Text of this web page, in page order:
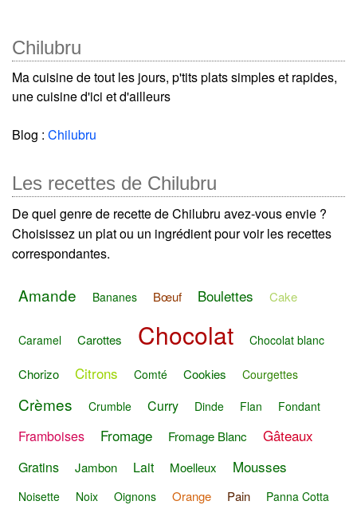
Chilubru
Ma cuisine de tout les jours, p'tits plats simples et rapides,
une cuisine d'ici et d'ailleurs
Blog : Chilubru
Les recettes de Chilubru
De quel genre de recette de Chilubru avez-vous envie ?
Choisissez un plat ou un ingrédient pour voir les recettes
correspondantes.
Amande Bananes Bœuf Boulettes Cake
Caramel Carottes Chocolat Chocolat blanc
Chorizo Citrons Comté Cookies Courgettes
Crèmes Crumble Curry Dinde Flan Fondant
Framboises Fromage Fromage Blanc Gâteaux
Gratins Jambon Lait Moelleux Mousses
Noisette Noix Oignons Orange Pain
Panna Cotta